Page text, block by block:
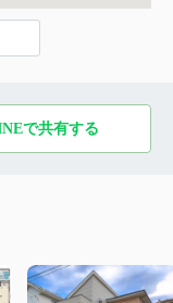
で共有する